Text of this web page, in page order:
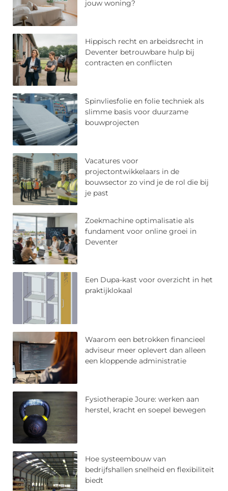
jouw woning?
Hippisch recht en arbeidsrecht in
Deventer betrouwbare hulp bij
contracten en conflicten
Spinvliesfolie en folie techniek als
slimme basis voor duurzame
bouwprojecten
Vacatures voor
projectontwikkelaars in de
bouwsector zo vind je de rol die bij
je past
Zoekmachine optimalisatie als
fundament voor online groei in
Deventer
Een Dupa-kast voor overzicht in het
praktijklokaal
Waarom een betrokken financieel
adviseur meer oplevert dan alleen
een kloppende administratie
Fysiotherapie Joure: werken aan
herstel, kracht en soepel bewegen
Hoe systeembouw van
bedrijfshallen snelheid en flexibiliteit
biedt